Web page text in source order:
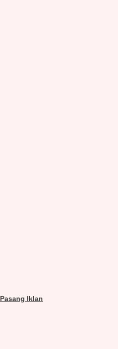
Pasang Iklan